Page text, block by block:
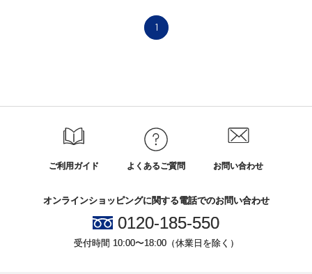
1
ご利用ガイド よくあるご質問 お問い合わせ
オンラインショッピングに関する電話でのお問い合わせ
0120-185-550
受付時間 10:00〜18:00（休業日を除く）